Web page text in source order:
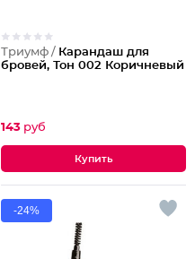
Триумф / Карандаш для
бровей, Тон 002 Коричневый
143 руб
-24%